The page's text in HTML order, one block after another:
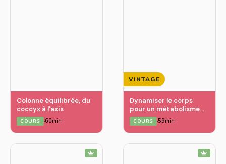
Colonne équilibrée, du
coccyx à l'axis
COURS 60min
VINTAGE
Dynamiser le corps
pour un métabolisme
fort
COURS 59min